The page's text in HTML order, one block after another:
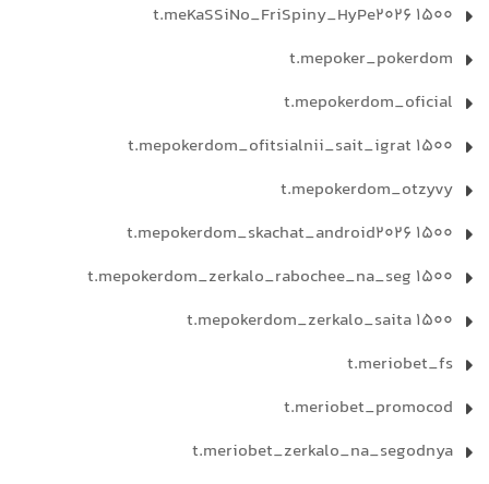
t.meKaSSiNo_FriSpiny_HyPe2026 1500
t.mepoker_pokerdom
t.mepokerdom_oficial
t.mepokerdom_ofitsialnii_sait_igrat 1500
t.mepokerdom_otzyvy
t.mepokerdom_skachat_android2026 1500
t.mepokerdom_zerkalo_rabochee_na_seg 1500
t.mepokerdom_zerkalo_saita 1500
t.meriobet_fs
t.meriobet_promocod
t.meriobet_zerkalo_na_segodnya